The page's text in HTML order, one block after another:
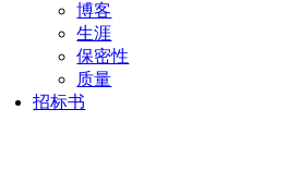
博客
生涯
保密性
质量
招标书